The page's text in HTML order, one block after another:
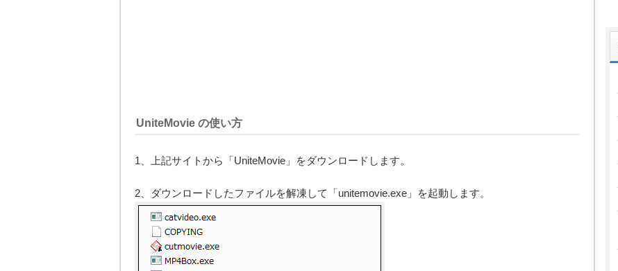
UniteMovie の使い方
1、上記サイトから「UniteMovie」をダウンロードします。
2、ダウンロードしたファイルを解凍して「unitemovie.exe」を起動します。